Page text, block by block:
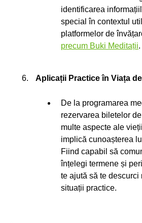
identificarea
special în contextul
platformelor de
precum Buki Meditații.
Aplicații Practice în Viața
De la programarea
rezervarea biletelor
multe aspecte ale
implică cunoașterea
Fiind capabil să
înțelegi termene și
te ajută să te descurci
situații practice.